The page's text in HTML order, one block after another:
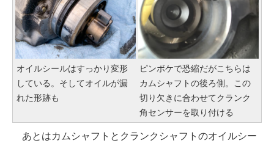
オイルシールはすっかり変形
している。そしてオイルが漏
れた形跡も
ピンボケで恐縮だがこちらは
カムシャフトの後ろ側。この
切り欠きに合わせてクランク
角センサーを取り付ける
あとはカムシャフトとクランクシャフトのオイルシー